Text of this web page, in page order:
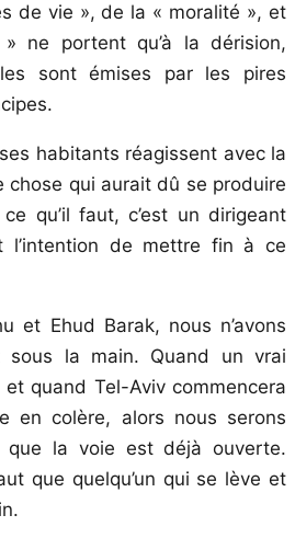
de vie », de la « moralité », et
ne portent qu’à la dérision,
sont émises par les pires
habitants réagissent avec la
chose qui aurait dû se produire
qu’il faut, c’est un dirigeant
l’intention de mettre fin à ce
et Ehud Barak, nous n’avons
la main. Quand un vrai
quand Tel-Aviv commencera
en colère, alors nous serons
que la voie est déjà ouverte.
que quelqu’un qui se lève et